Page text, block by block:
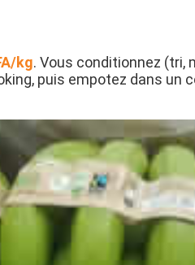
kg. Vous conditionnez (tri,
puis empotez dans un